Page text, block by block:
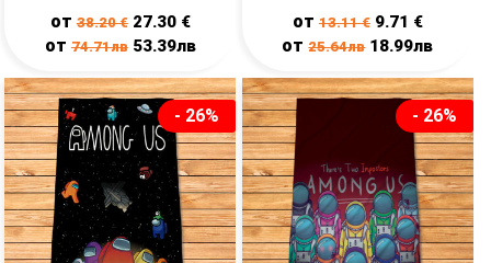
от38.20€ 27.30 €
от74.71лв 53.39лв
от 13.11€ 9.71 €
от25.64лв 18.99лв
- 26% - 26%